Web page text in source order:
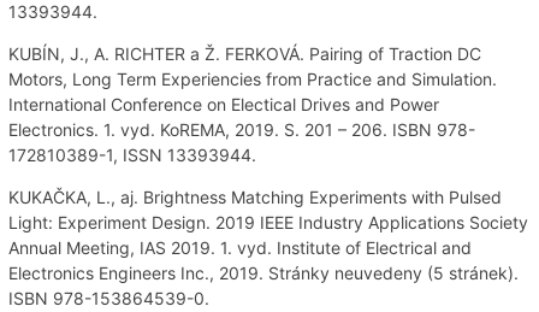
13393944.
KUBÍN, J., A. RICHTER a Ž. FERKOVÁ. Pairing of Traction DC
Motors, Long Term Experiencies from Practice and Simulation.
International Conference on Electical Drives and Power
Electronics. 1. vyd. KoREMA, 2019. S. 201 – 206. ISBN 978-
172810389-1, ISSN 13393944.
KUKAČKA, L., aj. Brightness Matching Experiments with Pulsed
Light: Experiment Design. 2019 IEEE Industry Applications Society
Annual Meeting, IAS 2019. 1. vyd. Institute of Electrical and
Electronics Engineers Inc., 2019. Stránky neuvedeny (5 stránek).
ISBN 978-153864539-0.